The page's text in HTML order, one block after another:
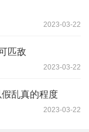
2023-03-22
匹敌
2023-03-22
假乱真的程度
2023-03-22